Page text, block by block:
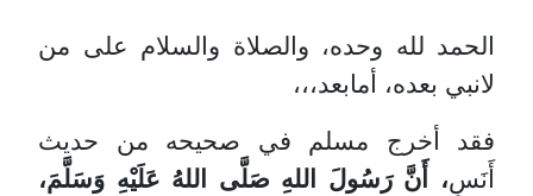
الحمد لله وحده، والصلاة والسلام على من
لانبي بعده، أمابعد،،،
فقد أخرج مسلم في صحيحه من حديث
أَنَسٍ، أَنَّ رَسُولَ اللهِ صَلَّى اللهُ عَلَيْهِ وَسَلَّمَ،